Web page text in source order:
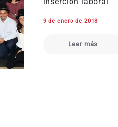
9 de enero de 2018
Leer más